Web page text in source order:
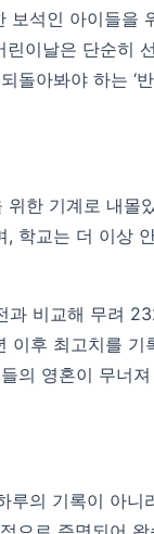
보석인 아이들을
이날은 단순히
아봐야 하는 ‘
한 기계로 내몰
학교는 더 이상
비교해 무려
이후 최고치를 기
의 영혼이 무너
루의 기록이 아니